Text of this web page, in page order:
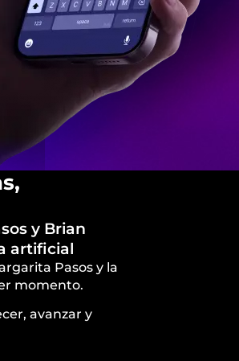
y Brian
artificial
Pasos y la
momento.
avanzar y